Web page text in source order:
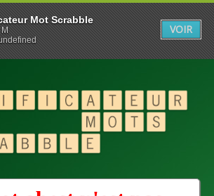
Mot Scrabble
M
VOIR